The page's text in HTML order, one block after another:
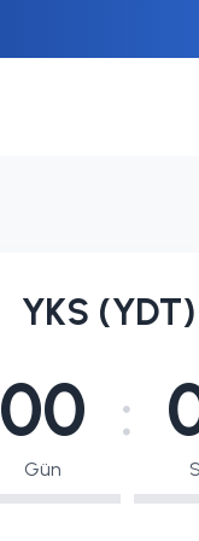
YKS
00
Gün
: